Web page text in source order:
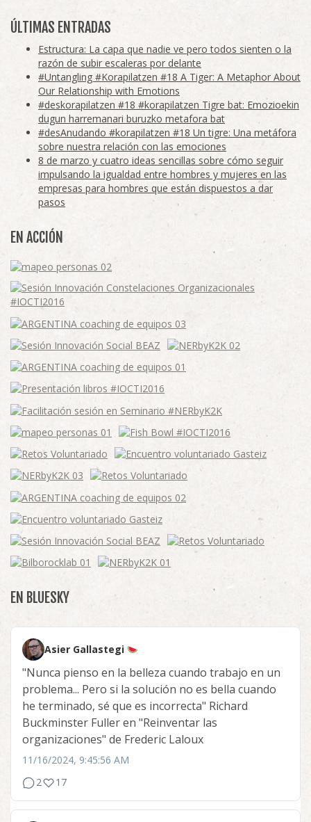
ÚLTIMAS ENTRADAS
Estructura: La capa que nadie ve pero todos sienten o la
razón de subir escaleras por delante
#Untangling #Korapilatzen #18 A Tiger: A Metaphor About
Our Relationship with Emotions
#deskorapilatzen #18 #korapilatzen Tigre bat: Emozioekin
dugun harremanari buruzko metafora bat
#desAnudando #korapilatzen #18 Un tigre: Una metáfora
sobre nuestra relación con las emociones
8 de marzo y cuatro ideas sencillas sobre cómo seguir
impulsando la igualdad entre hombres y mujeres en las
empresas para hombres que están dispuestos a dar
pasos
EN ACCIÓN
EN BLUESKY
Asier Gallastegi
"Nunca pienso en la belleza cuando trabajo en un
problema... Pero si la solución no es bella cuando
he terminado, sé que es incorrecta" Richard
Buckminster Fuller en "Reinventar las
organizaciones" de Frederic Laloux
11/16/2024, 9:45:56 AM
2
17